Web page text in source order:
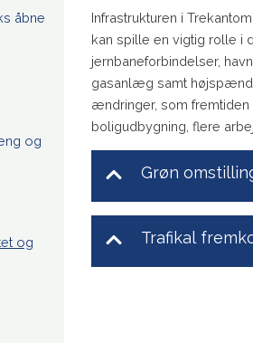
åbne
og
og
Infrastrukturen i
kan spille en vigtig rolle i
jernbaneforbindelser,
gasanlæg samt
ændringer, som
boligudbygning, flere
Grøn
Trafikal